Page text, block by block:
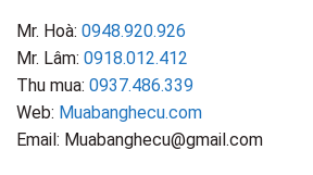
Mr. Hoà: 0948.920.926
Mr. Lâm: 0918.012.412
Thu mua: 0937.486.339
Web: Muabanghecu.com
Email: Muabanghecu@gmail.com